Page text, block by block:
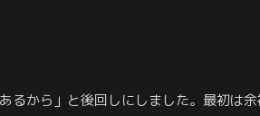
るから」と後回しにしました。最初は